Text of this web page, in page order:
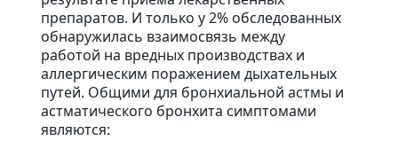
препаратов. И только у 2% обследованных
обнаружилась взаимосвязь между
работой на вредных производствах и
аллергическим поражением дыхательных
путей. Общими для бронхиальной астмы и
астматического бронхита симптомами
являются: